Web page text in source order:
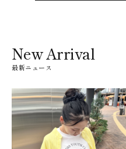
New Arrival
最新ニュース